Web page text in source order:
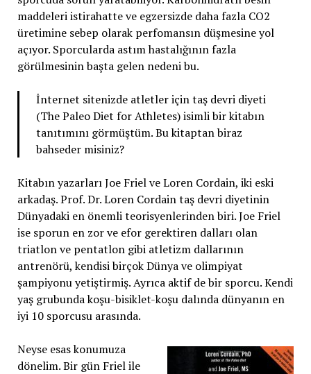
maddeleri istirahatte ve egzersizde daha fazla CO2
üretimine sebep olarak perfomansın düşmesine yol
açıyor. Sporcularda astım hastalığının fazla
görülmesinin başta gelen nedeni bu.
İnternet sitenizde atletler için taş devri diyeti
(The Paleo Diet for Athletes) isimli bir kitabın
tanıtımını görmüştüm. Bu kitaptan biraz
bahseder misiniz?
Kitabın yazarları Joe Friel ve Loren Cordain, iki eski
arkadaş. Prof. Dr. Loren Cordain taş devri diyetinin
Dünyadaki en önemli teorisyenlerinden biri. Joe Friel
ise sporun en zor ve efor gerektiren dalları olan
triatlon ve pentatlon gibi atletizm dallarının
antrenörü, kendisi birçok Dünya ve olimpiyat
şampiyonu yetiştirmiş. Ayrıca aktif de bir sporcu. Kendi
yaş grubunda koşu-bisiklet-koşu dalında dünyanın en
iyi 10 sporcusu arasında.
Neyse esas konumuza
dönelim. Bir gün Friel ile